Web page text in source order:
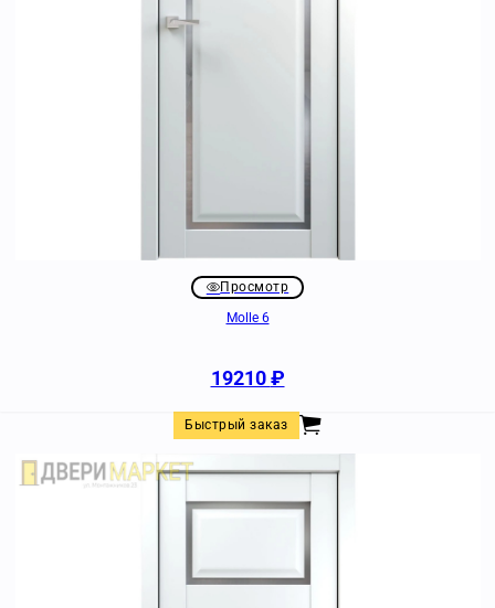
Просмотр
Molle 6
19210₽
Быстрый заказ